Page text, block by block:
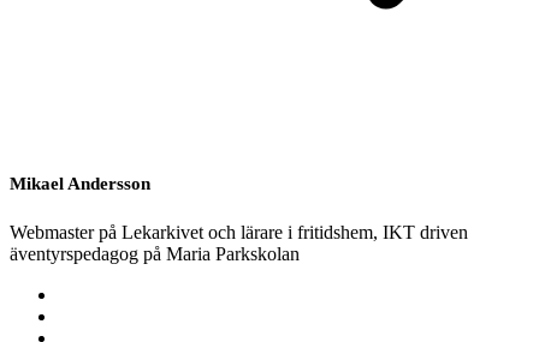
Mikael Andersson
Webmaster på Lekarkivet och lärare i fritidshem, IKT driven
äventyrspedagog på Maria Parkskolan